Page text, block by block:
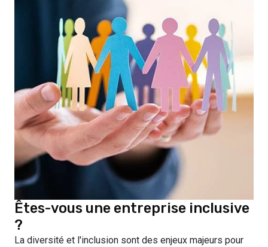
Êtes-vous une entreprise inclusive
?
La diversité et l'inclusion sont des enjeux majeurs pour